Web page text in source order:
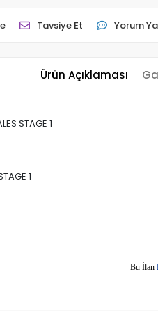
Tavsiye Et Yorum
Ürün Açıklaması
STAGE 1
1
Bu İlan